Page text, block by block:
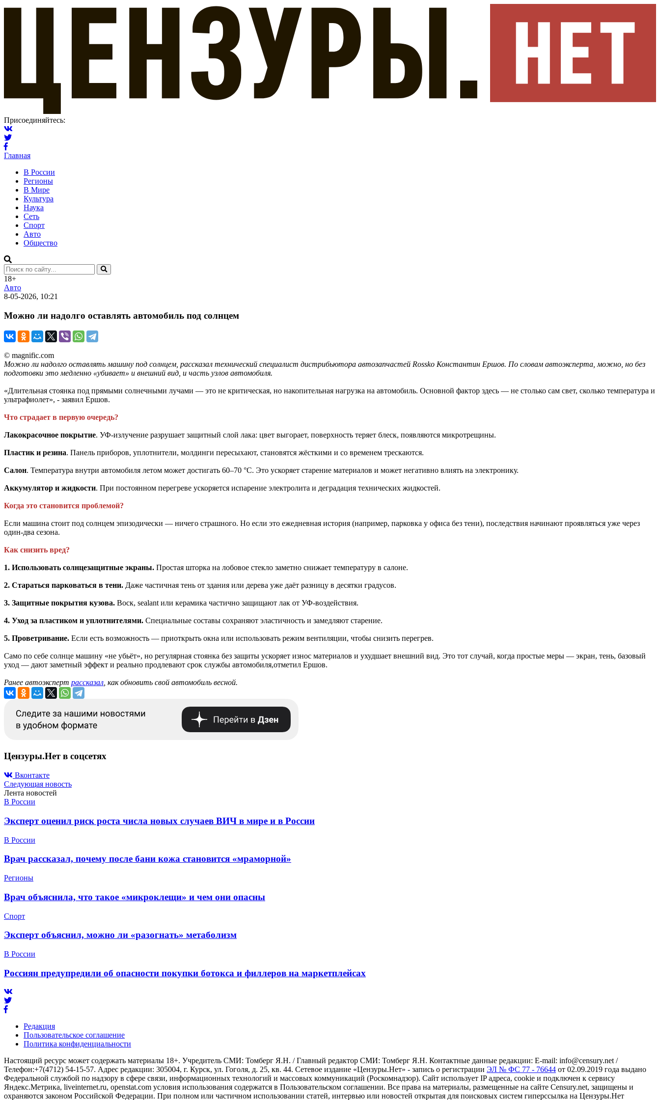
Присоединяйтесь:
Главная
В России
Регионы
В Мире
Культура
Наука
Сеть
Спорт
Авто
Общество
18+
Авто
8-05-2026, 10:21
Можно ли надолго оставлять автомобиль под солнцем
© magnific.com
Можно ли надолго оставлять машину под солнцем, рассказал технический специалист дистрибьютора автозапчастей Rossko Константин Ершов. По словам автоэксперта, можно, но без
подготовки это медленно «убивает» и внешний вид, и часть узлов автомобиля.
«Длительная стоянка под прямыми солнечными лучами — это не критическая, но накопительная нагрузка на автомобиль. Основной фактор здесь — не столько сам свет, сколько температура и
ультрафиолет», - заявил Ершов.
Что страдает в первую очередь?
Лакокрасочное покрытие. УФ-излучение разрушает защитный слой лака: цвет выгорает, поверхность теряет блеск, появляются микротрещины.
Пластик и резина. Панель приборов, уплотнители, молдинги пересыхают, становятся жёсткими и со временем трескаются.
Салон. Температура внутри автомобиля летом может достигать 60–70 °C. Это ускоряет старение материалов и может негативно влиять на электронику.
Аккумулятор и жидкости. При постоянном перегреве ускоряется испарение электролита и деградация технических жидкостей.
Когда это становится проблемой?
Если машина стоит под солнцем эпизодически — ничего страшного. Но если это ежедневная история (например, парковка у офиса без тени), последствия начинают проявляться уже через
один-два сезона.
Как снизить вред?
1. Использовать солнцезащитные экраны. Простая шторка на лобовое стекло заметно снижает температуру в салоне.
2. Стараться парковаться в тени. Даже частичная тень от здания или дерева уже даёт разницу в десятки градусов.
3. Защитные покрытия кузова. Воск, sealant или керамика частично защищают лак от УФ-воздействия.
4. Уход за пластиком и уплотнителями. Специальные составы сохраняют эластичность и замедляют старение.
5. Проветривание. Если есть возможность — приоткрыть окна или использовать режим вентиляции, чтобы снизить перегрев.
Само по себе солнце машину «не убьёт», но регулярная стоянка без защиты ускоряет износ материалов и ухудшает внешний вид. Это тот случай, когда простые меры — экран, тень, базовый
уход — дают заметный эффект и реально продлевают срок службы автомобиля,отметил Ершов.
Ранее автоэксперт рассказал , как обновить свой автомобиль весной.
Цензуры.Нет в соцсетях
Вконтакте
Следующая новость
Лента новостей
В России
Эксперт оценил риск роста числа новых случаев ВИЧ в мире и в России
В России
Врач рассказал, почему после бани кожа становится «мраморной»
Регионы
Врач объяснила, что такое «микроклещи» и чем они опасны
Спорт
Эксперт объяснил, можно ли «разогнать» метаболизм
В России
Россиян предупредили об опасности покупки ботокса и филлеров на маркетплейсах
Редакция
Пользовательское соглашение
Политика конфиденциальности
Настоящий ресурс может содержать материалы 18+. Учредитель СМИ: Томберг Я.Н. / Главный редактор СМИ: Томберг Я.Н. Контактные данные редакции: E-mail: info@censury.net /
Телефон:+7(4712) 54-15-57. Адрес редакции: 305004, г. Курск, ул. Гоголя, д. 25, кв. 44. Сетевое издание «Цензуры.Нет» - запись о регистрации ЭЛ № ФС 77 - 76644 от 02.09.2019 года выдано
Федеральной службой по надзору в сфере связи, информационных технологий и массовых коммуникаций (Роскомнадзор). Сайт использует IP адреса, cookie и подключен к сервису
Яндекс.Метрика, liveinternet.ru, openstat.com условия использования содержатся в Пользовательском соглашении. Все права на материалы, размещенные на сайте Censury.net, защищены и
охраняются законом Российской Федерации. При полном или частичном использовании статей, интервью или новостей открытая для поисковых систем гиперссылка на Цензуры.Нет